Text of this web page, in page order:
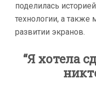
поделилась
технологии, а
развитии экранов.
“Я хотела